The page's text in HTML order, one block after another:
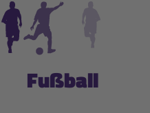
Fußball